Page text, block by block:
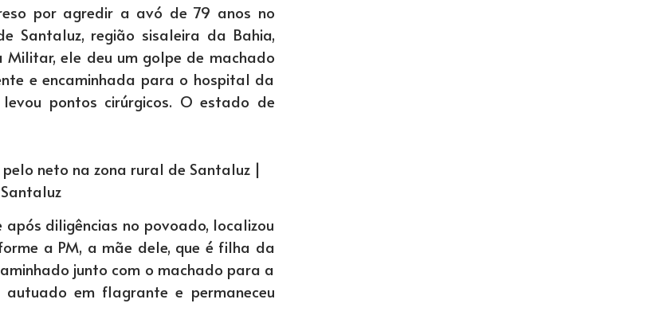
por agredir a avó de 79 anos no
Santaluz, região sisaleira da Bahia,
ele deu um golpe de machado
e encaminhada para o hospital da
pontos cirúrgicos. O estado de
neto na zona rural de Santaluz |
diligências no povoado, localizou
a PM, a mãe dele, que é filha da
junto com o machado para a
em flagrante e permaneceu